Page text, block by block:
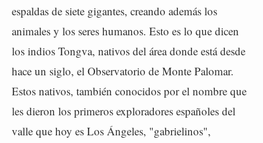
espaldas de siete gigantes, creando además los
animales y los seres humanos. Esto es lo que dicen
los indios Tongva, nativos del área donde está desde
hace un siglo, el Observatorio de Monte Palomar.
Estos nativos, también conocidos por el nombre que
les dieron los primeros exploradores españoles del
valle que hoy es Los Ángeles, "gabrielinos",